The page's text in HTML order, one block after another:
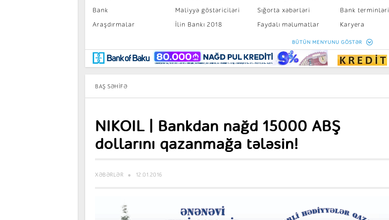
Bank
Araşdırmalar
Maraqlı
BancoTV
Müsahibə
Maliyyə göstəriciləri
İlin Bankı 2018
Sığorta xəbərləri
Faydalı məlumatlar
Sığorta kalkulyatoru
Bank terminləri
Karyera
Peşakar inkişaf
BÜTÜN MENYUNU GÖSTƏR
BAŞ SƏHIFƏ
NIKOIL | Bankdan nağd 15000 ABŞ
dollarını qazanmağa tələsin!
XƏBƏRLƏR 12.01.2016